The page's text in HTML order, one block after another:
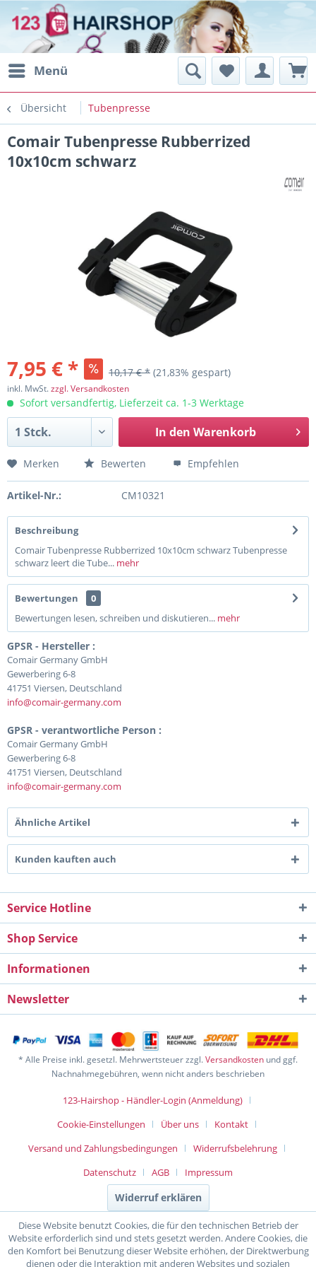
Menü
Übersicht Tubenpresse
Comair Tubenpresse Rubberrized
10x10cm schwarz
7,95 € * 10,17 € * (21,83% gespart)
inkl. MwSt.zzgl. Versandkosten
Sofort versandfertig, Lieferzeit ca. 1-3 Werktage
In den Warenkorb
Merken Bewerten Empfehlen
Artikel-Nr.: CM10321
Beschreibung
Comair Tubenpresse Rubberrized 10x10cm schwarz Tubenpresse
schwarz leert die Tube... mehr
Bewertungen
0
Bewertungen lesen, schreiben und diskutieren... mehr
GPSR - Hersteller :
Comair Germany GmbH
Gewerbering 6-8
41751 Viersen, Deutschland
info@comair-germany.com
GPSR - verantwortliche Person :
Comair Germany GmbH
Gewerbering 6-8
41751 Viersen, Deutschland
info@comair-germany.com
Ähnliche Artikel
Kunden kauften auch
Service Hotline
Shop Service
Informationen
Newsletter
* Alle Preise inkl. gesetzl. Mehrwertsteuer zzgl.Versandkosten und ggf.
Nachnahmegebühren, wenn nicht anders beschrieben
123-Hairshop - Händler-Login (Anmeldung)
Cookie-Einstellungen
Über uns
Kontakt
Versand und Zahlungsbedingungen
Widerrufsbelehrung
Datenschutz
AGB Impressum
Widerruf erklären
Diese Website benutzt Cookies, die für den technischen Betrieb der
Website erforderlich sind und stets gesetzt werden. Andere Cookies, die
den Komfort bei Benutzung dieser Website erhöhen, der Direktwerbung
dienen oder die Interaktion mit anderen Websites und sozialen